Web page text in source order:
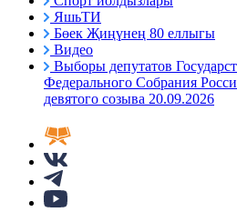
ЯшьТИ
Бөек Җиңүнең 80 еллыгы
Видео
Выборы депутатов
Федерального Собрания
девятого созыва 20.09.2026